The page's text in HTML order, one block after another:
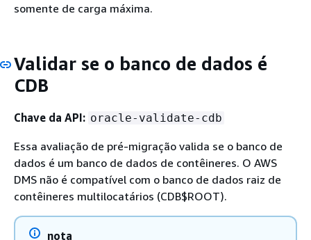
somente de carga máxima.
Validar se o banco de dados é
CDB
Chave da API: oracle-validate-cdb
Essa avaliação de pré-migração valida se o banco de
dados é um banco de dados de contêineres. O AWS
DMS não é compatível com o banco de dados raiz de
contêineres multilocatários (CDB$ROOT).
nota